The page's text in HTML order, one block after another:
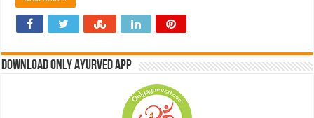
Download Only Ayurved App